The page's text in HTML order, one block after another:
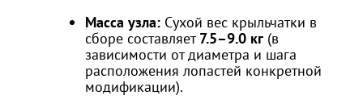
Масса узла: Сухой вес крыльчатки в
сборе составляет7.5–9.0 кг (в
зависимости от диаметра и шага
расположения лопастей конкретной
модификации).